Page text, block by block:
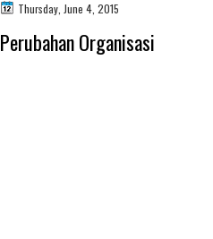
Thursday, June 4, 2015
Perubahan Organisasi